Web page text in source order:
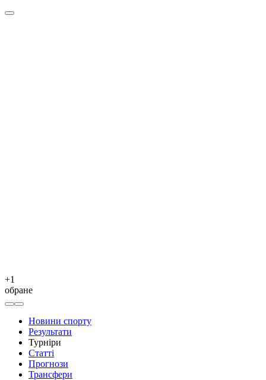
+1
обране
Новини спорту
Результати
Турніри
Статті
Прогнози
Трансфери